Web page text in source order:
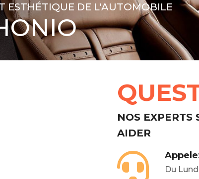
ESTHÉTIQUE DE L'AUTOMOBILE
NOS EXPERTS
AIDER
Du